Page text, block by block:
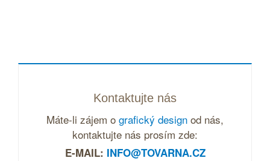
Kontaktujte nás
Máte-li zájem o grafický design od nás,
kontaktujte nás prosím zde:
E-MAIL: INFO@TOVARNA.CZ